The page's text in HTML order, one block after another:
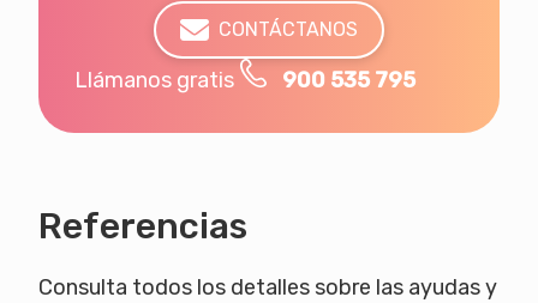
CONTÁCTANOS
Llámanos gratis 900 535 795
Referencias
Consulta todos los detalles sobre las ayudas y